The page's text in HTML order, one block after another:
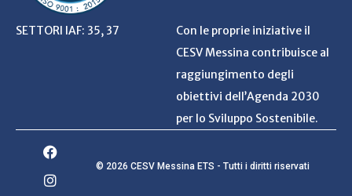
SETTORI IAF: 35, 37
Con le proprie iniziative il
CESV Messina contribuisce al
raggiungimento degli
obiettivi dell’Agenda 2030
per lo Sviluppo Sostenibile.
© 2026 CESV Messina ETS - Tutti i diritti riservati